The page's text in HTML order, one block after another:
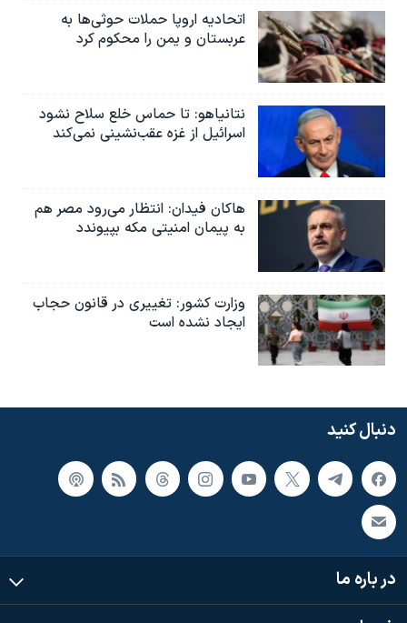
اتحادیه اروپا حملات حوثی‌ها به
عربستان و یمن را محکوم کرد
نتانیاهو: تا حماس خلع سلاح نشود
اسرائیل از غزه عقب‌نشینی نمی‌کند
هاکان فیدان: انتظار می‌رود مصر هم
به پیمان امنیتی مکه بپیوندد
وزارت کشور: تغییری در قانون حجاب
ایجاد نشده است
دنبال کنید
در باره ما